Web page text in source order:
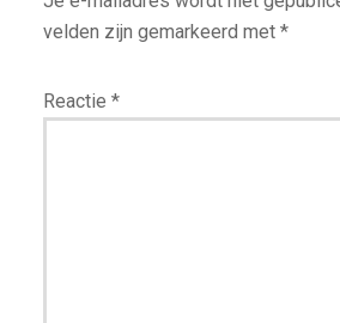
velden zijn gemarkeerd met *
Reactie *